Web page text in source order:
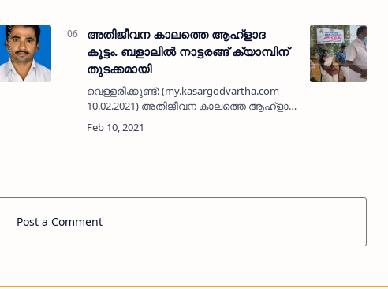
അതിജീവന കാലത്തെ ആഹ്‌ളാദ
കൂട്ടം. ബളാലിൽ നാട്ടരങ്ങ് ക്യാമ്പിന്
തുടക്കമായി
വെള്ളരിക്കുണ്ട്: (my.kasargodvartha.com
10.02.2021) അതിജീവന കാലത്തെ ആഹ്‌ളാദ
കൂട്ടം. മലയോര മേഖലയിലെ കുട്ടികൾക്കായി
സമഗ്ര ശിക്ഷ കേരള, ചിറ്റാരിക്കാൽ ബി ആർ
Post a Comment